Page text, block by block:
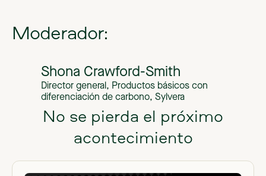
Moderador:
Shona Crawford-Smith
Director general, Productos básicos con
diferenciación de carbono, Sylvera
No se pierda el próximo
acontecimiento